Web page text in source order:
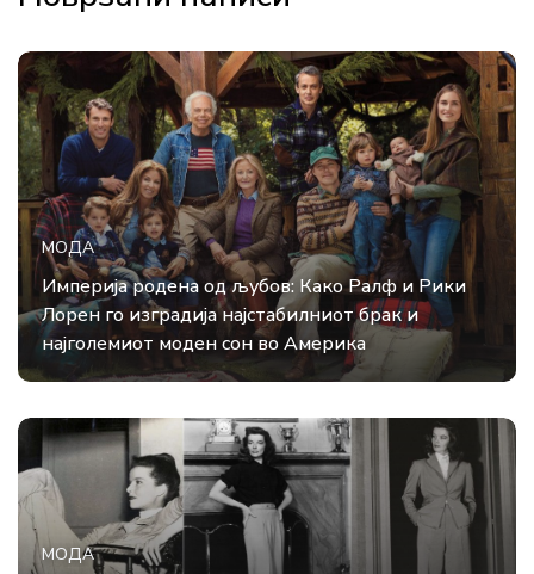
МОДА
Империја родена од љубов: Како Ралф и Рики
Лорен го изградија најстабилниот брак и
најголемиот моден сон во Америка
МОДА